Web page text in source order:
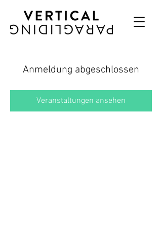
Anmeldung abgeschlossen
Veranstaltungen ansehen